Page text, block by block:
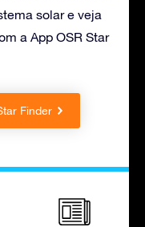
solar e veja
a App OSR Star
Finder